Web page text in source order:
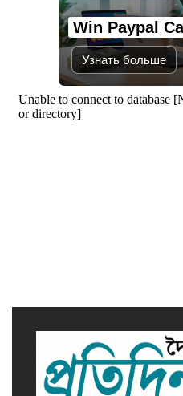
শহীদের
রক্ষা
সাভারে
Win Paypal
Узнать больше